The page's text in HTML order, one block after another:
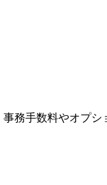
務手数料やオプ